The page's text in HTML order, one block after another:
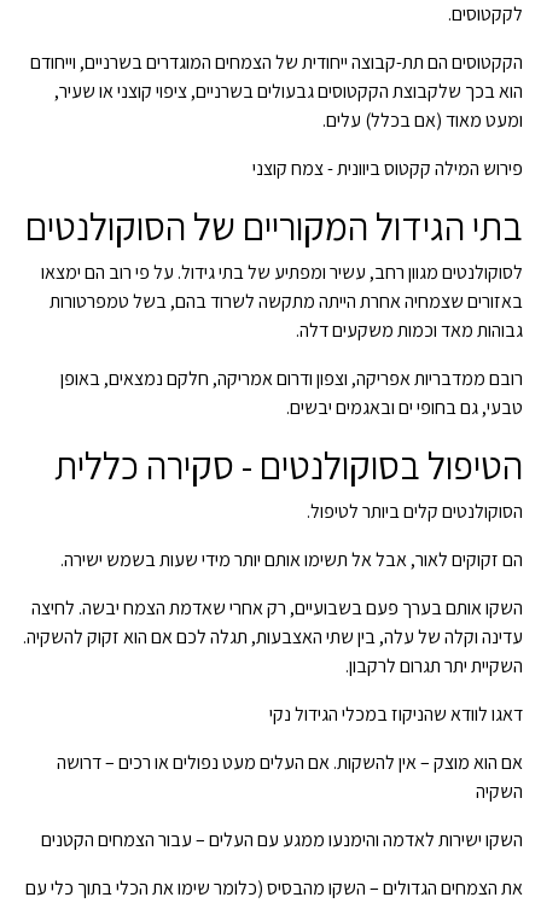
לקקטוסים.
הקקטוסים הם תת-קבוצה ייחודית של הצמחים המוגדרים בשרניים, וייחודם
הוא בכך שלקבוצת הקקטוסים גבעולים בשרניים, ציפוי קוצני או שעיר,
ומעט מאוד (אם בכלל) עלים.
פירוש המילה קקטוס ביוונית - צמח קוצני
בתי הגידול המקוריים של הסוקולנטים
לסוקולנטים מגוון רחב, עשיר ומפתיע של בתי גידול. על פי רוב הם ימצאו
באזורים שצמחיה אחרת הייתה מתקשה לשרוד בהם, בשל טמפרטורות
גבוהות מאד וכמות משקעים דלה.
רובם ממדבריות אפריקה, וצפון ודרום אמריקה, חלקם נמצאים, באופן
טבעי, גם בחופי ים ובאגמים יבשים.
הטיפול בסוקולנטים - סקירה כללית
הסוקולנטים קלים ביותר לטיפול.
הם זקוקים לאור, אבל אל תשימו אותם יותר מידי שעות בשמש ישירה.
השקו אותם בערך פעם בשבועיים, רק אחרי שאדמת הצמח יבשה. לחיצה
עדינה וקלה של עלה, בין שתי האצבעות, תגלה לכם אם הוא זקוק להשקיה.
השקיית יתר תגרום לרקבון.
דאגו לוודא שהניקוז במכלי הגידול נקי
אם הוא מוצק – אין להשקות. אם העלים מעט נפולים או רכים – דרושה
השקיה
השקו ישירות לאדמה והימנעו ממגע עם העלים – עבור הצמחים הקטנים
את הצמחים הגדולים – השקו מהבסיס (כלומר שימו את הכלי בתוך כלי עם